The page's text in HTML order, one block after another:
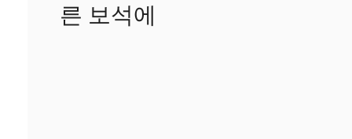
른 보석에